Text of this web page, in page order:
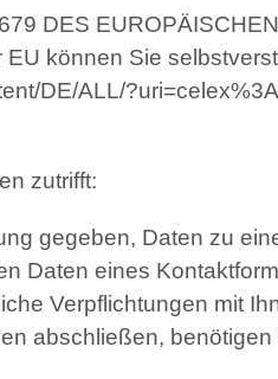
DES
können Sie
DE/ALL/
zutrifft:
gegeben, Daten zu
Daten eines
Verpflichtungen mit
abschließen, benötigen